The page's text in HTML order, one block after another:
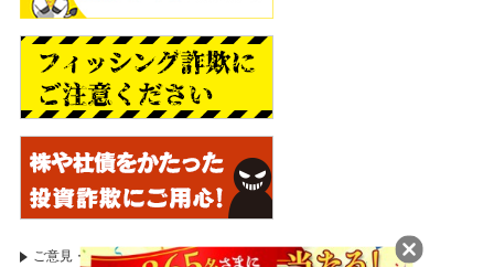
ご意見・苦情等のお申出 証券取引等監視委員会